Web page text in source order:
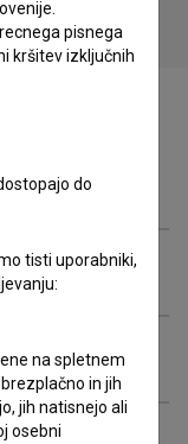
pisnega
kršitev izključnih
do
tisti uporabniki,
na spletnem
in jih
jih natisnejo ali
osebni